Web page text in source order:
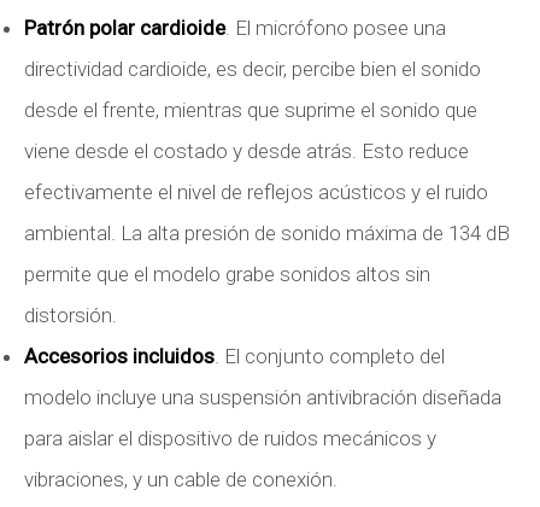
Patrón polar cardioide. El micrófono posee una
directividad cardioide, es decir, percibe bien el sonido
desde el frente, mientras que suprime el sonido que
viene desde el costado y desde atrás. Esto reduce
efectivamente el nivel de reflejos acústicos y el ruido
ambiental. La alta presión de sonido máxima de 134 dB
permite que el modelo grabe sonidos altos sin
distorsión.
Accesorios incluidos. El conjunto completo del
modelo incluye una suspensión antivibración diseñada
para aislar el dispositivo de ruidos mecánicos y
vibraciones, y un cable de conexión.